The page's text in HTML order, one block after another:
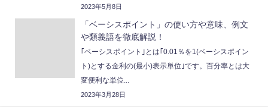
2023年5月8日
「ベーシスポイント」の使い方や意味、例文
や類義語を徹底解説！
｢ベーシスポイント｣とは｢0.01％を1(ベーシスポイン
ト)とする金利の(最小)表示単位｣です。百分率とは大
変便利な単位...
2023年3月28日